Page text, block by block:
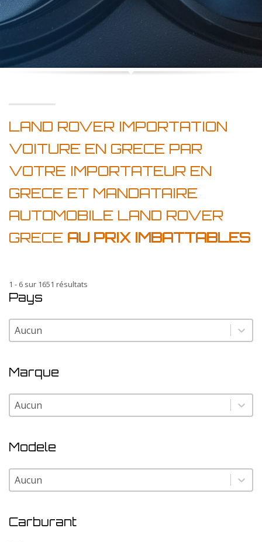
LAND ROVER IMPORTATION
VOITURE EN GRECE PAR
VOTRE IMPORTATEUR EN
GRECE ET MANDATAIRE
AUTOMOBILE LAND ROVER
GRECE AU PRIX IMBATTABLES
1 - 6 sur 1651 résultats
Pays
Pays
Pays
Marque
Marque
Marque
Modele
Modele
Modele
Carburant